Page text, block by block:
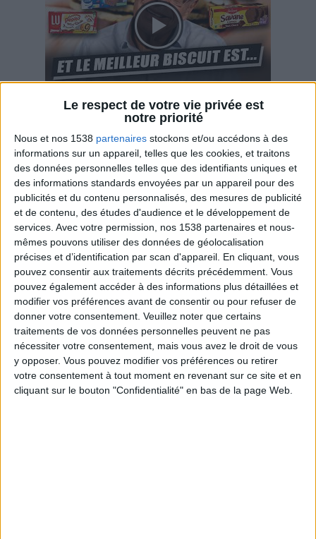
Le respect de votre vie privée est
notre priorité
Nous et nos 1538 partenaires stockons et/ou accédons à des
informations sur un appareil, telles que les cookies, et traitons
des données personnelles telles que des identifiants uniques et
des informations standards envoyées par un appareil pour des
publicités et du contenu personnalisés, des mesures de publicité
et de contenu, des études d'audience et le développement de
services. Avec votre permission, nos 1538 partenaires et nous-
mêmes pouvons utiliser des données de géolocalisation
précises et d’identification par scan d'appareil. En cliquant, vous
pouvez consentir aux traitements décrits précédemment. Vous
pouvez également accéder à des informations plus détaillées et
modifier vos préférences avant de consentir ou pour refuser de
donner votre consentement. Veuillez noter que certains
traitements de vos données personnelles peuvent ne pas
nécessiter votre consentement, mais vous avez le droit de vous
y opposer. Vous pouvez modifier vos préférences ou retirer
votre consentement à tout moment en revenant sur ce site et en
cliquant sur le bouton "Confidentialité" en bas de la page Web.
Savane, LU, Pepito, Harrys... Que valent vraiment
ces gâteaux ?
Webinaires en direct Voir tout
Peut-on remplacer la viande par des féculents ?
Consultation diététique du 05/08/2026